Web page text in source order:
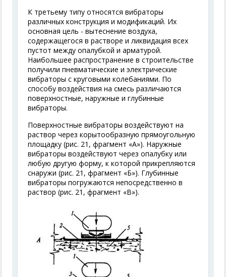
К третьему типу относятся вибраторы
различных конструкция и модификаций. Их
основная цель - вытеснение воздуха,
содержащегося в растворе и ликвидация всех
пустот между опалубкой и арматурой.
Наибольшее распространение в строительстве
получили пневматические и электрические
вибраторы с круговыми колебаниями. По
способу воздействия на смесь различаются
поверхностные, наружные и глубинные
вибраторы.
Поверхностные вибраторы воздействуют на
раствор через корытообразную прямоугольную
площадку (рис. 21, фрагмент «А»). Наружные
вибраторы воздействуют через опалубку или
любую другую форму, к которой прикрепляются
снаружи (рис. 21, фрагмент «Б»). Глубинные
вибраторы погружаются непосредственно в
раствор (рис. 21, фрагмент «В»).